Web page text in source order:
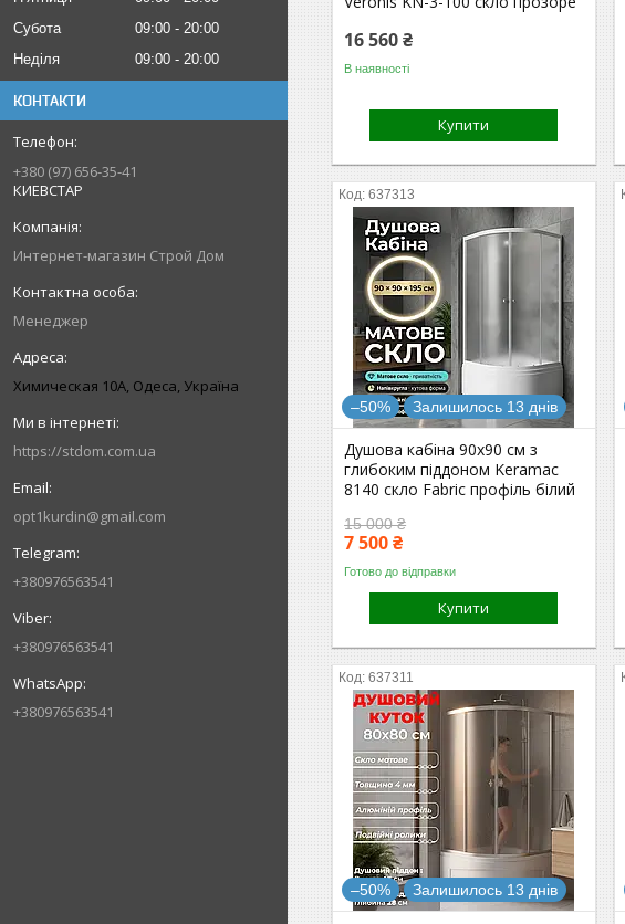
Субота
09:00
20:00
Неділя
09:00 20:00
КОНТАКТИ
+380 (97) 656-35-41
КИЕВСТАР
Интернет-магазин Строй Дом
Менеджер
Химическая 10А, Одеса, Україна
https://stdom.com.ua
opt1kurdin@gmail.com
+380976563541
+380976563541
+380976563541
16 560 ₴
В наявності
Купити
637313
–50% Залишилось 13 днів
Душова кабіна 90x90 см з
глибоким піддоном Keramac
8140 скло Fabric профіль білий
15 000 ₴
7 500 ₴
Готово до відправки
Купити
637311
–50% Залишилось 13 днів